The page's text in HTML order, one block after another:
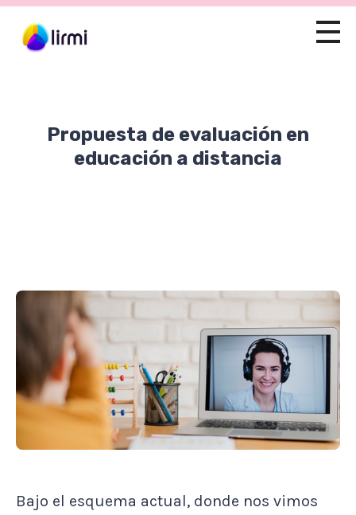
Propuesta de evaluación en
educación a distancia
Bajo el esquema actual, donde nos vimos